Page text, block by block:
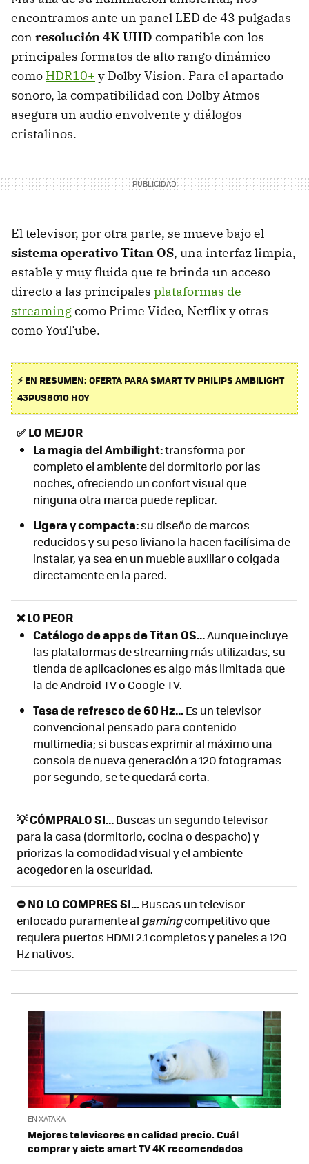
encontramos ante un panel LED de 43 pulgadas
con resolución 4K UHD compatible con los
principales formatos de alto rango dinámico
como HDR10+ y Dolby Vision. Para el apartado
sonoro, la compatibilidad con Dolby Atmos
asegura un audio envolvente y diálogos
cristalinos.
El televisor, por otra parte, se mueve bajo el
sistema operativo Titan OS, una interfaz limpia,
estable y muy fluida que te brinda un acceso
directo a las principales plataformas de
streamingcomo Prime Video, Netflix y otras
como YouTube.
⚡ EN RESUMEN: OFERTA PARA SMART TV PHILIPS AMBILIGHT
43PUS8010 HOY
✅LO MEJOR
La magia del Ambilight:transforma por
completo el ambiente del dormitorio por las
noches, ofreciendo un confort visual que
ninguna otra marca puede replicar.
Ligera y compacta:su diseño de marcos
reducidos y su peso liviano la hacen facilísima de
instalar, ya sea en un mueble auxiliar o colgada
directamente en la pared.
❌ LO PEOR
Catálogo de apps de Titan OS...Aunque incluye
las plataformas de streaming más utilizadas, su
tienda de aplicaciones es algo más limitada que
la de Android TV o Google TV.
Tasa de refresco de 60 Hz...Es un televisor
convencional pensado para contenido
multimedia; si buscas exprimir al máximo una
consola de nueva generación a 120 fotogramas
por segundo, se te quedará corta.
💡 CÓMPRALO SI...Buscas un segundo televisor
para la casa (dormitorio, cocina o despacho) y
priorizas la comodidad visual y el ambiente
acogedor en la oscuridad.
⛔ NO LO COMPRES SI...Buscas un televisor
enfocado puramente al gamingcompetitivo que
requiera puertos HDMI 2.1 completos y paneles a 120
Hz nativos.
EN XATAKA
Mejores televisores en calidad precio. Cuál
comprar y siete smart TV 4K recomendados